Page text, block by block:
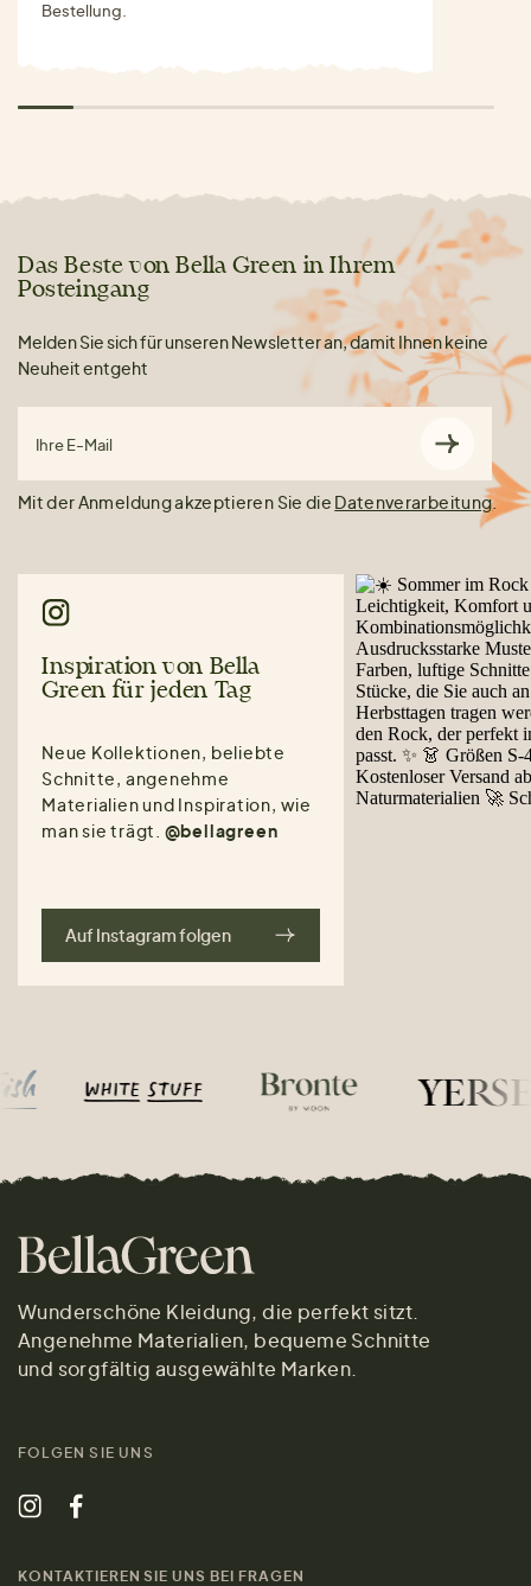
Bestellung.
Das Beste von Bella Green in Ihrem
Posteingang
Melden Sie sich für unseren Newsletter an, damit Ihnen keine
Neuheit entgeht
Ihre E-Mail
Mit der Anmeldung akzeptieren Sie die Datenverarbeitung.
Inspiration von Bella
Green für jeden Tag
Neue Kollektionen, beliebte
Schnitte, angenehme
Materialien und Inspiration, wie
man sie trägt. @bellagreen
Auf Instagram folgen
Wunderschöne Kleidung, die perfekt sitzt.
Angenehme Materialien, bequeme Schnitte
und sorgfältig ausgewählte Marken.
FOLGEN SIE UNS
KONTAKTIEREN SIE UNS BEI FRAGEN